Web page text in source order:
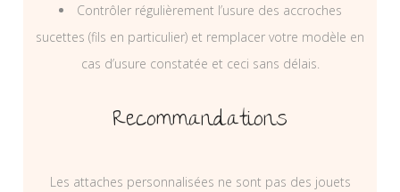
Contrôler régulièrement l’usure des accroches
sucettes (fils en particulier) et remplacer votre modèle en
cas d’usure constatée et ceci sans délais.
Recommandations
Les attaches personnalisées ne sont pas des jouets